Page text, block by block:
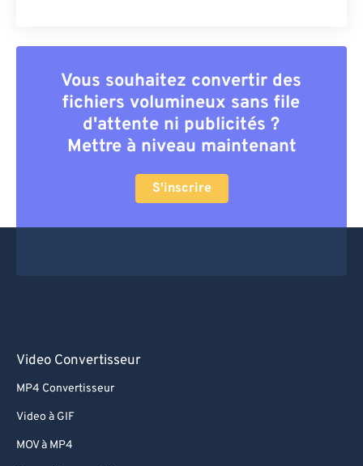
Vous souhaitez convertir des
fichiers volumineux sans file
d'attente ni publicités ?
Mettre à niveau maintenant
S'inscrire
Video Convertisseur
MP4 Convertisseur
Video à GIF
MOV à MP4